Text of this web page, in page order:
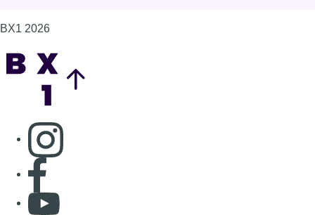
BX1 2026
Consulter page Instagram
Consulter page Facebook
Consulter Youtube